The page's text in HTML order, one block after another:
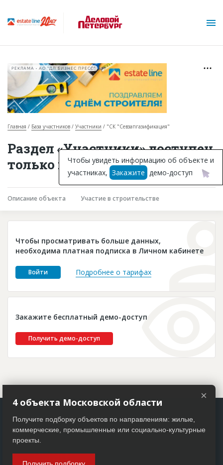
Горячие объекты
База строящихся объектов
Инвестпроекты
Глоссарий
Платные услуги
Пресс-релизы
РЕКЛАМА • АО "ДП БИЗНЕС ПРЕСС"
Главная База участников Участники "СК "Севзапгазификация"
Раздел «Участники» доступен
только подписчикам
Описание объекта Участие в строительстве
Чтобы просматривать больше данных,
необходима платная подписка в Личном кабинете
Войти Подробнее о тарифах
Закажите бесплатный демо-доступ
Получить демо-доступ
Чтобы увидеть информацию об объекте и
участниках, Закажите демо-доступ
×
4 объекта Московской области
Получите подборку объектов по направлениям: жилые,
коммерческие, промышленные или социально-культурные
проекты.
Получить подборку